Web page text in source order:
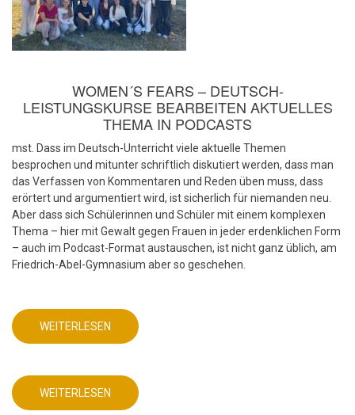
WOMEN´S FEARS – DEUTSCH-
LEISTUNGSKURSE BEARBEITEN AKTUELLES
THEMA IN PODCASTS
mst. Dass im Deutsch-Unterricht viele aktuelle Themen
besprochen und mitunter schriftlich diskutiert werden, dass man
das Verfassen von Kommentaren und Reden üben muss, dass
erörtert und argumentiert wird, ist sicherlich für niemanden neu.
Aber dass sich Schülerinnen und Schüler mit einem komplexen
Thema – hier mit Gewalt gegen Frauen in jeder erdenklichen Form
– auch im Podcast-Format austauschen, ist nicht ganz üblich, am
Friedrich-Abel-Gymnasium aber so geschehen.
WEITERLESEN
ÜBER
DEUTSCHUNTERRICHT
PRODUKT!
WEITERLESEN
ÜBER
DEUTSCHUNTERRICHT